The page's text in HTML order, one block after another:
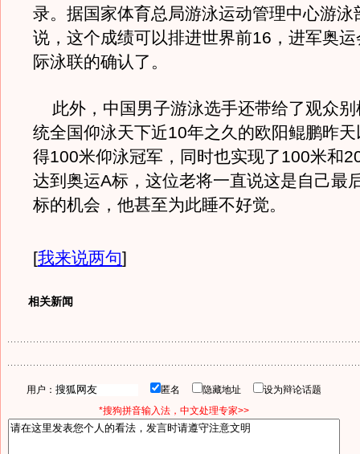
录。据国家体育总局游泳运动管理中心游泳
说，这个成绩可以排进世界前16，进军奥
际泳联的确认了。
此外，中国男子游泳选手还带给了观众别
统全国仰泳天下近10年之久的欧阳鲲鹏昨
得100米仰泳冠军，同时也实现了100米和
达到奥运A标，这位老将一直说这是自己最
标的机会，他甚至为此睡不好觉。
[我来说两句]
相关新闻
用户： 匿名 隐藏地址
设为辩论话题
*搜狗拼音输入法，中文处理专家>>